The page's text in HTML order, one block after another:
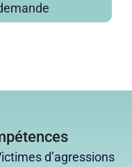
d’agressions